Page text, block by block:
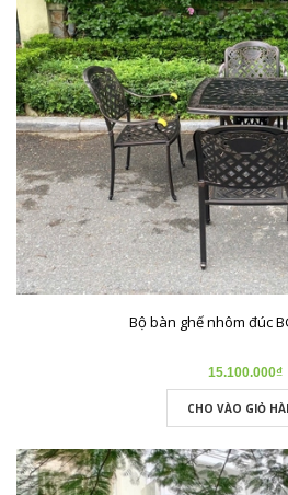
Bộ bàn ghế nhôm đúc
15.100.000₫
CHO VÀO GIỎ